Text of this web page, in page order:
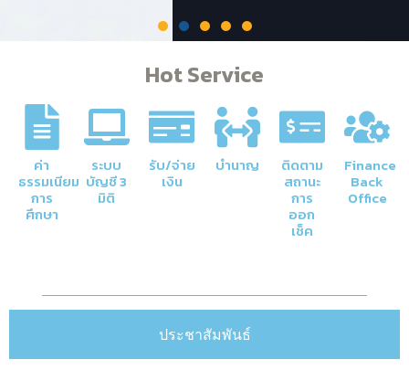
ภารกิจหลักของกองคลัง
Click Here
Hot Service
ค่า
ธรรมเนียม
การ
ศึกษา
ระบบ
บัญชี 3
มิติ
รับ/จ่าย
เงิน
บำนาญ ติดตาม
สถานะ
การ
ออก
เช็ค
Finance
Back
Office
ประชาสัมพันธ์